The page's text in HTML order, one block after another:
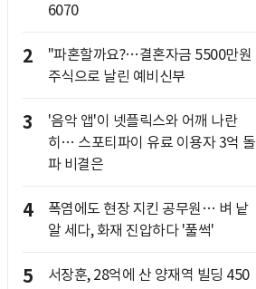
6070
2
"파혼할까요?…결혼자금 5500만원
주식으로 날린 예비신부
3
'음악 앱'이 넷플릭스와 어깨 나란
히… 스포티파이 유료 이용자 3억 돌
파 비결은
4
폭염에도 현장 지킨 공무원… 벼 낱
알 세다, 화재 진압하다 '풀썩'
5
서장훈, 28억에 산 양재역 빌딩 450